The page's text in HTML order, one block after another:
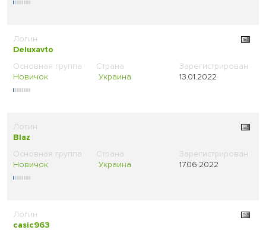
Deluxavto
Новичок Украина 13.01.2022
Blaz
Новичок Украина 17.06.2022
casic963